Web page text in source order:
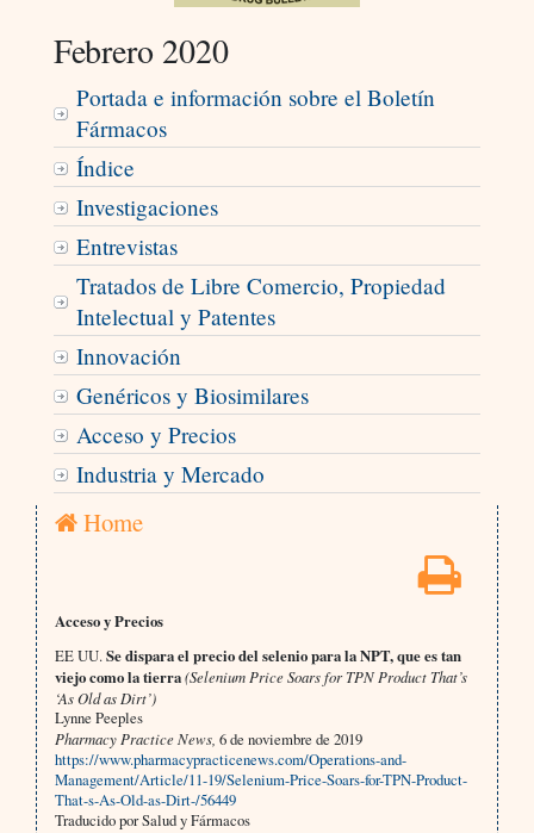
Febrero 2020
Portada e información sobre el Boletín
Fármacos
Índice
Investigaciones
Entrevistas
Tratados de Libre Comercio, Propiedad
Intelectual y Patentes
Innovación
Genéricos y Biosimilares
Acceso y Precios
Industria y Mercado
Home
Acceso y Precios
EE UU.Se dispara el precio del selenio para la NPT, que es tan
viejo como la tierra(Selenium Price Soars for TPN Product That’s
‘As Old as Dirt’)
Lynne Peeples
Pharmacy Practice News, 6 de noviembre de 2019
https://www.pharmacypracticenews.com/Operations-and-
Management/Article/11-19/Selenium-Price-Soars-for-TPN-Product-
That-s-As-Old-as-Dirt-/56449
Traducido por Salud y Fármacos